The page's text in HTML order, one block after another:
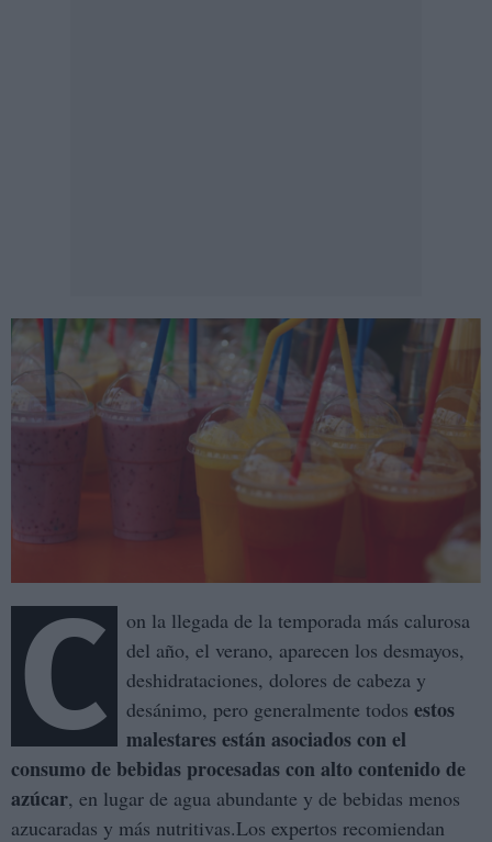
C
on la llegada de la temporada más calurosa
del año, el verano, aparecen los desmayos,
deshidrataciones, dolores de cabeza y
desánimo, pero generalmente todos estos
malestares están asociados con el
consumo de bebidas procesadas con alto contenido de
azúcar, en lugar de agua abundante y de bebidas menos
azucaradas y más nutritivas.Los expertos recomiendan